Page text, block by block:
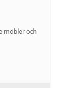
möbler och